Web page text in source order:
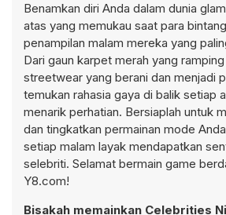
Benamkan diri Anda dalam dunia
atas yang memukau saat para
penampilan malam mereka yang
Dari gaun karpet merah yang
streetwear yang berani dan menjadi
temukan rahasia gaya di balik setiap
menarik perhatian. Bersiaplah untuk
dan tingkatkan permainan mode
setiap malam layak mendapatkan
selebriti. Selamat bermain game
Y8.com!
Bisakah memainkan Celebrities